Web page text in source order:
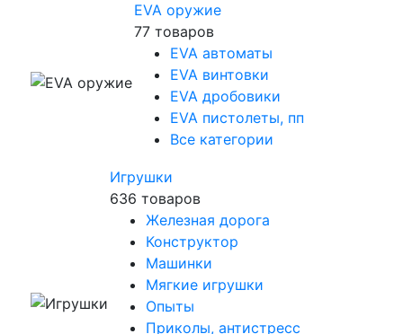
EVA оружие
77 товаров
EVA автоматы
EVA винтовки
EVA дробовики
EVA пистолеты, пп
Все категории
Игрушки
636 товаров
Железная дорога
Конструктор
Машинки
Мягкие игрушки
Опыты
Приколы, антистресс